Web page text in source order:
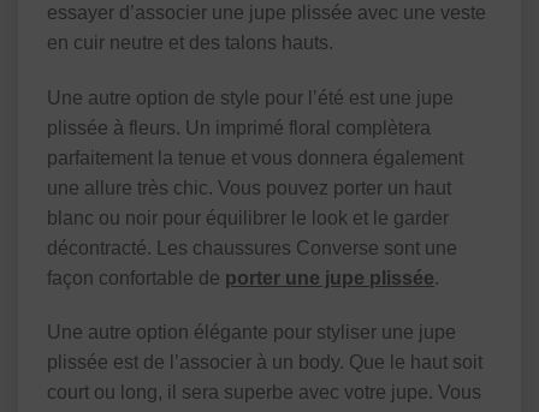
essayer d’associer une jupe plissée avec une veste
en cuir neutre et des talons hauts.
Une autre option de style pour l’été est une jupe
plissée à fleurs. Un imprimé floral complètera
parfaitement la tenue et vous donnera également
une allure très chic. Vous pouvez porter un haut
blanc ou noir pour équilibrer le look et le garder
décontracté. Les chaussures Converse sont une
façon confortable de porter une jupe plissée.
Une autre option élégante pour styliser une jupe
plissée est de l’associer à un body. Que le haut soit
court ou long, il sera superbe avec votre jupe. Vous